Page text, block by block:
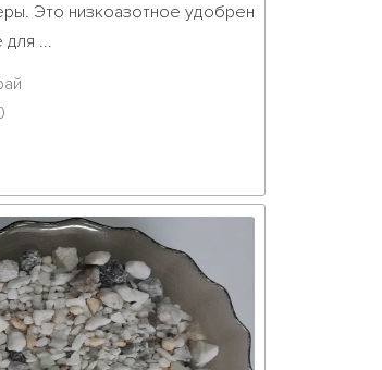
Это низкоазотное удобрен
...